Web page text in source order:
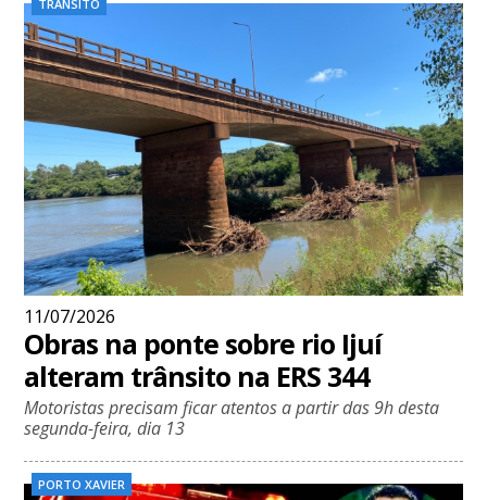
TRÂNSITO
11/07/2026
Obras na ponte sobre rio Ijuí
alteram trânsito na ERS 344
Motoristas precisam ficar atentos a partir das 9h desta
segunda-feira, dia 13
PORTO XAVIER